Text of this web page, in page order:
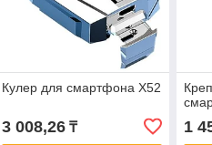
Кулер для смартфона X52
3 008,26₸ 1